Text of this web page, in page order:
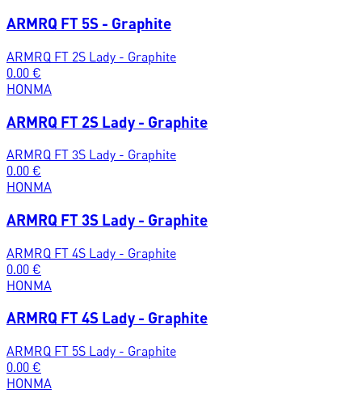
ARMRQ FT 5S - Graphite
ARMRQ FT 2S Lady - Graphite
0.00 €
HONMA
ARMRQ FT 2S Lady - Graphite
ARMRQ FT 3S Lady - Graphite
0.00 €
HONMA
ARMRQ FT 3S Lady - Graphite
ARMRQ FT 4S Lady - Graphite
0.00 €
HONMA
ARMRQ FT 4S Lady - Graphite
ARMRQ FT 5S Lady - Graphite
0.00 €
HONMA